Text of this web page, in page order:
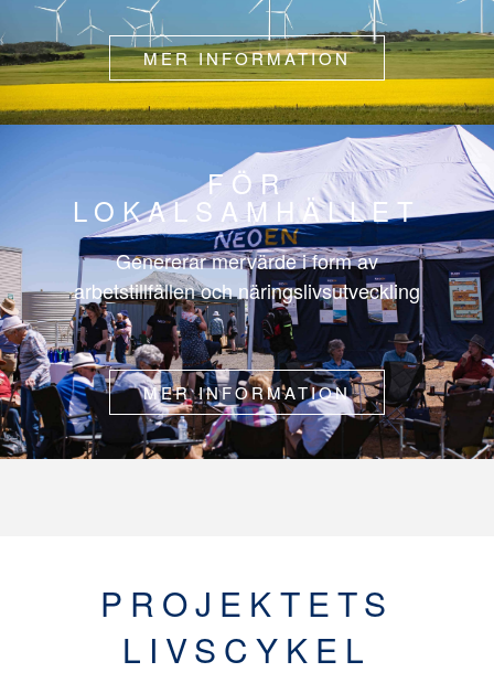
MER INFORMATION
FÖR
LOKALSAMHÄLLET
Genererar mervärde i form av
arbetstillfällen och näringslivsutveckling
MER INFORMATION
PROJEKTETS
LIVSCYKEL